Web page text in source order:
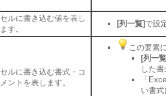
セルに書き込む値を表し
ます。
[列一覧] で設
セルに書き込む書式・コ
メントを表します。
この要素
[列一
した
「
い書